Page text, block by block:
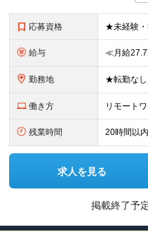
応募資格
給与
勤務地
働き方 リモート
残業時間 20時間以内
求人を見る
掲載終了予